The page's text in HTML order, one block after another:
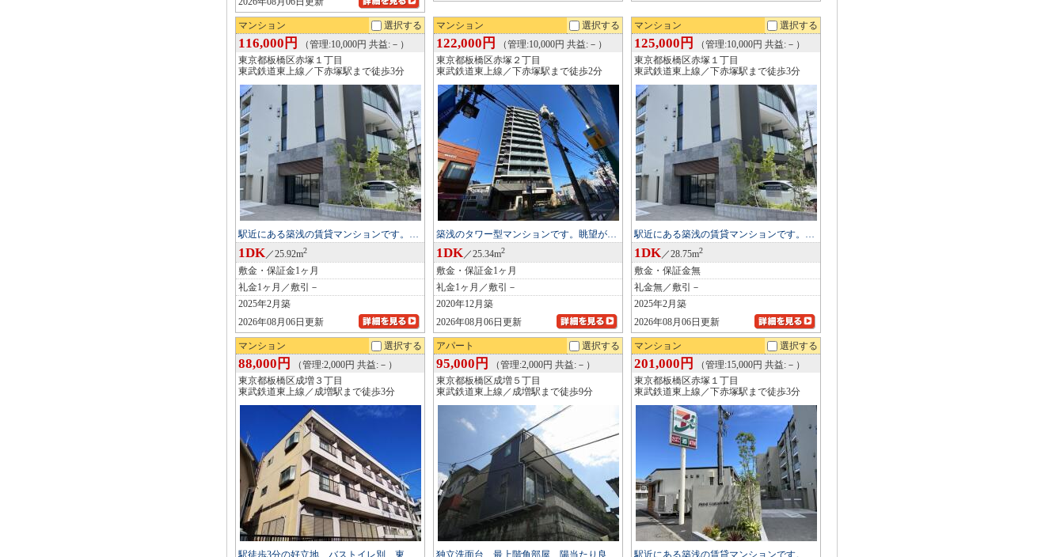
マンション 選択する
116,000円
（管理:10,000円 共益:－）
東京都板橋区赤塚１丁目
東武鉄道東上線／下赤塚駅まで徒歩3分
駅近にある築浅の賃貸マンションです。…
1DK／25.92m2
敷金・保証金1ヶ月
礼金1ヶ月／敷引－
2025年2月築
2026年08月06日更新
マンション 選択する
122,000円
（管理:10,000円 共益:－）
東京都板橋区赤塚２丁目
東武鉄道東上線／下赤塚駅まで徒歩2分
築浅のタワー型マンションです。眺望が…
1DK／25.34m2
敷金・保証金1ヶ月
礼金1ヶ月／敷引－
2020年12月築
2026年08月06日更新
マンション 選択する
125,000円
（管理:10,000円 共益:－）
東京都板橋区赤塚１丁目
東武鉄道東上線／下赤塚駅まで徒歩3分
駅近にある築浅の賃貸マンションです。…
1DK／28.75m2
敷金・保証金無
礼金無／敷引－
2025年2月築
2026年08月06日更新
マンション 選択する
88,000円
（管理:2,000円 共益:－）
東京都板橋区成増３丁目
東武鉄道東上線／成増駅まで徒歩3分
アパート 選択する
95,000円
（管理:2,000円 共益:－）
東京都板橋区成増５丁目
東武鉄道東上線／成増駅まで徒歩9分
マンション 選択する
201,000円
（管理:15,000円 共益:－）
東京都板橋区赤塚１丁目
東武鉄道東上線／下赤塚駅まで徒歩3分